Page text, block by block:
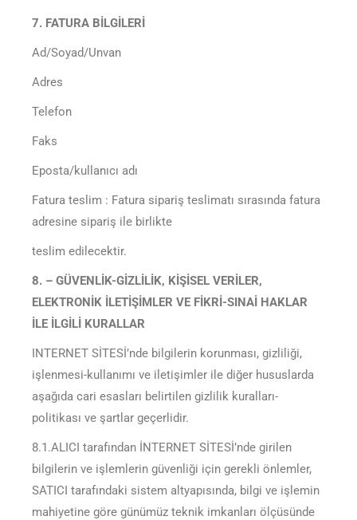
7. FATURA BİLGİLERİ
Ad/Soyad/Unvan
Adres
Telefon
Faks
Eposta/kullanıcı adı
Fatura teslim : Fatura sipariş teslimatı sırasında fatura
adresine sipariş ile birlikte
teslim edilecektir.
8. – GÜVENLİK-GİZLİLİK, KİŞİSEL VERİLER,
ELEKTRONİK İLETİŞİMLER VE FİKRİ-SINAİ HAKLAR
İLE İLGİLİ KURALLAR
INTERNET SİTESİ’nde bilgilerin korunması, gizliliği,
işlenmesi-kullanımı ve iletişimler ile diğer hususlarda
aşağıda cari esasları belirtilen gizlilik kuralları-
politikası ve şartlar geçerlidir.
8.1.ALICI tarafından İNTERNET SİTESİ’nde girilen
bilgilerin ve işlemlerin güvenliği için gerekli önlemler,
SATICI tarafındaki sistem altyapısında, bilgi ve işlemin
mahiyetine göre günümüz teknik imkanları ölçüsünde